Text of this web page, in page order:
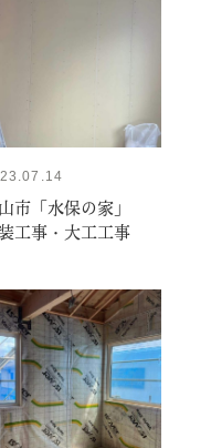
市「水保の家」
工事・大工工事